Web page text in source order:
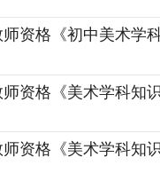
师资格《初中美术学
资格《美术学科知
资格《美术学科知